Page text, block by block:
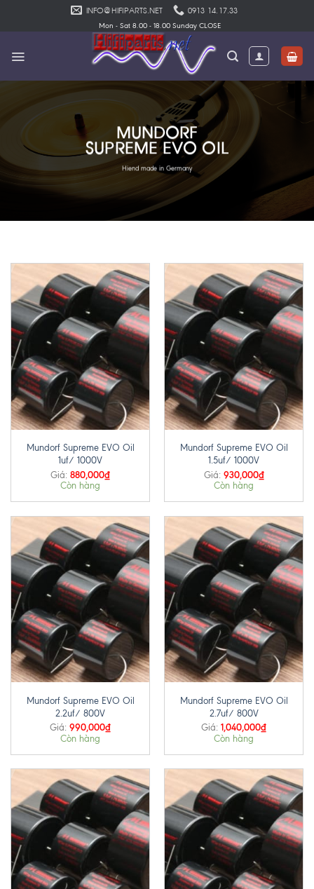
INFO@HIFIPARTS.NET 0913 14.17.33
Mon - Sat 8.00 - 18.00 Sunday CLOSE
MUNDORF
SUPREME EVO OIL
Hiend made in Germany
Mundorf Supreme EVO Oil
1uf/ 1000V
Giá: 880,000₫
Còn hàng
Mundorf Supreme EVO Oil
1.5uf/ 1000V
Giá: 930,000₫
Còn hàng
Mundorf Supreme EVO Oil
2.2uf/ 800V
Giá: 990,000₫
Còn hàng
Mundorf Supreme EVO Oil
2.7uf/ 800V
Giá: 1,040,000₫
Còn hàng